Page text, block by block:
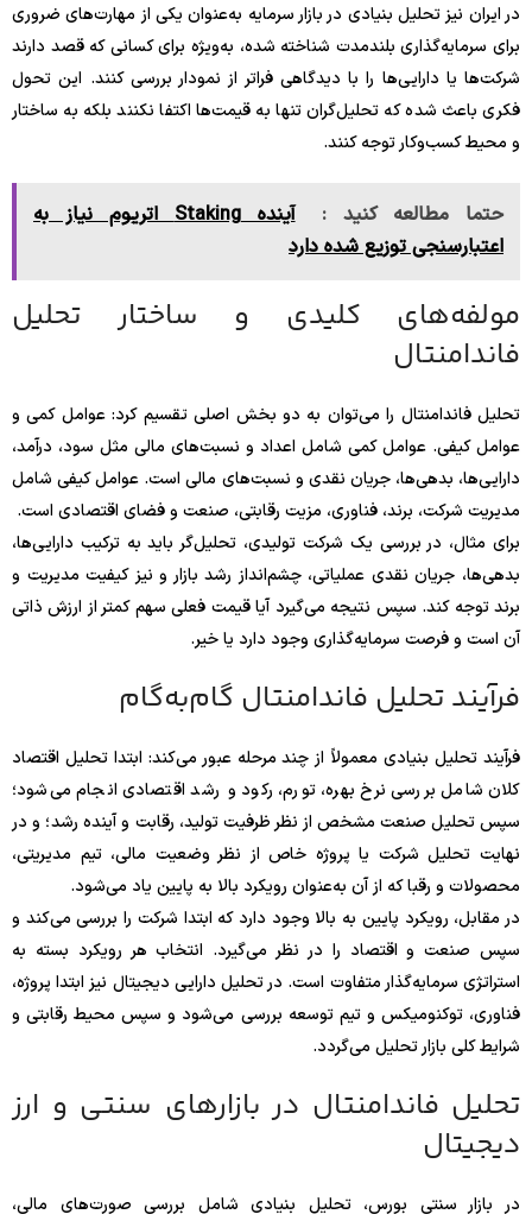
در ایران نیز تحلیل بنیادی در بازار سرمایه به‌عنوان یکی از مهارت‌های ضروری
برای سرمایه‌گذاری بلندمدت شناخته شده، به‌ویژه برای کسانی که قصد دارند
شرکت‌ها یا دارایی‌ها را با دیدگاهی فراتر از نمودار بررسی کنند. این تحول
فکری باعث شده که تحلیل‌گران تنها به قیمت‌ها اکتفا نکنند بلکه به ساختار
و محیط کسب‌وکار توجه کنند.
حتما مطالعه کنید :
آینده Staking اتریوم نیاز به
اعتبارسنجی توزیع شده دارد
مولفه‌های کلیدی و ساختار تحلیل
فاندامنتال
تحلیل فاندامنتال را می‌توان به دو بخش اصلی تقسیم کرد: عوامل کمی و
عوامل کیفی. عوامل کمی شامل اعداد و نسبت‌های مالی مثل سود، درآمد،
دارایی‌ها، بدهی‌ها، جریان نقدی و نسبت‌های مالی است. عوامل کیفی شامل
مدیریت شرکت، برند، فناوری، مزیت رقابتی، صنعت و فضای اقتصادی است.
برای مثال، در بررسی یک شرکت تولیدی، تحلیل‌گر باید به ترکیب دارایی‌ها،
بدهی‌ها، جریان نقدی عملیاتی، چشم‌انداز رشد بازار و نیز کیفیت مدیریت و
برند توجه کند. سپس نتیجه می‌گیرد آیا قیمت فعلی سهم کمتر از ارزش ذاتی
آن است و فرصت سرمایه‌گذاری وجود دارد یا خیر.
فرآیند تحلیل فاندامنتال گام‌به‌گام
فرآیند تحلیل بنیادی معمولاً از چند مرحله عبور می‌کند: ابتدا تحلیل اقتصاد
کلان شامل بررسی نرخ بهره، تورم، رکود و رشد اقتصادی انجام می‌شود؛
سپس تحلیل صنعت مشخص از نظر ظرفیت تولید، رقابت و آینده رشد؛ و در
نهایت تحلیل شرکت یا پروژه خاص از نظر وضعیت مالی، تیم مدیریتی،
محصولات و رقبا که از آن به‌عنوان رویکرد بالا به پایین یاد می‌شود.
در مقابل، رویکرد پایین به بالا وجود دارد که ابتدا شرکت را بررسی می‌کند و
سپس صنعت و اقتصاد را در نظر می‌گیرد. انتخاب هر رویکرد بسته به
استراتژی سرمایه‌گذار متفاوت است. در تحلیل دارایی دیجیتال نیز ابتدا پروژه،
فناوری، توکنومیکس و تیم توسعه بررسی می‌شود و سپس محیط رقابتی و
شرایط کلی بازار تحلیل می‌گردد.
تحلیل فاندامنتال در بازارهای سنتی و ارز
دیجیتال
در بازار سنتی بورس، تحلیل بنیادی شامل بررسی صورت‌های مالی،